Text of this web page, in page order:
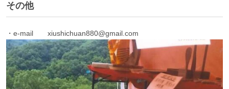
その他
・e-mail xiushichuan880@gmail.com